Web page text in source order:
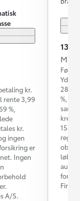
kr.
rente 3,99
%,
kr.
ingen
er
Ingen
A/S.
%,
for